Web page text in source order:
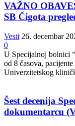
VAŽNO
SB Čigota
Vesti 26. decembar
0
U Specijalnoj bolnici
od 8 časova,
Univerzitetskog
Šest decenija
dokumentarcu